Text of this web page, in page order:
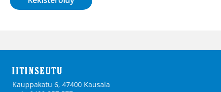
Kauppakatu 6, 47400 Kausala